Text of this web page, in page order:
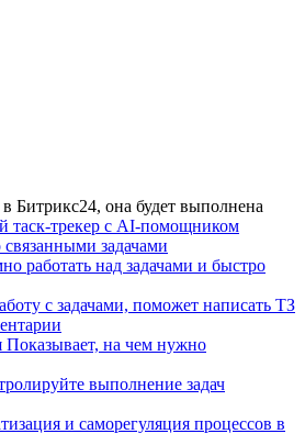
в Битрикс24, она будет выполнена
таск-трекер с AI-помощником
задачами
работать над задачами и быстро
с задачами, поможет написать ТЗ
Показывает, на чем нужно
выполнение задач
и саморегуляция процессов в